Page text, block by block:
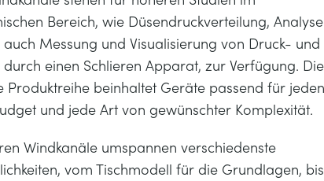
Bereich, wie Düsendruckverteilung,
Messung und Visualisierung von Druck- und
durch einen Schlieren Apparat, zur Verfügung. Die
Produktreihe beinhaltet Geräte passend für jeden
und jede Art von gewünschter Komplexität.
Windkanäle umspannen verschiedenste
vom Tischmodell für die Grundlagen,